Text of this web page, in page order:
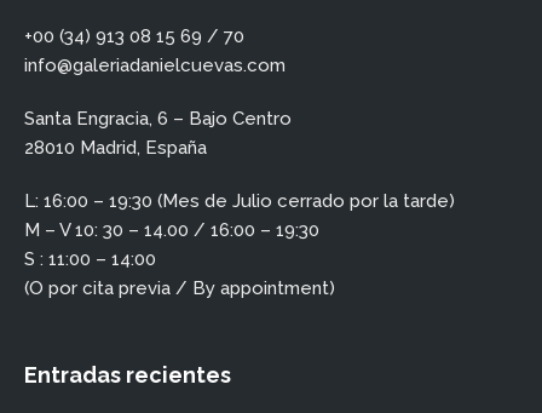
+00 (34) 913 08 15 69 / 70
info@galeriadanielcuevas.com
Santa Engracia, 6 – Bajo Centro
28010 Madrid, España
L: 16:00 – 19:30 (Mes de Julio cerrado por la tarde)
M – V 10: 30 – 14.00 / 16:00 – 19:30
S : 11:00 – 14:00
(O por cita previa / By appointment)
Entradas recientes